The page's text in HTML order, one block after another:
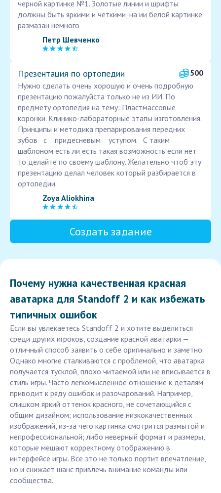
черной картинке №1. Золотые линии и шрифты
должны быть яркими и четкими, на ии белой картинке
размазан немного
Петр Шевченко
Презентация по ортопедии
500
Нужно сделать очень хорошую и очень подробную
презентацию пожалуйста только не из ИИ. По
предмету ортопедия на тему: Пластмассовые
коронки. Клинико-лабораторные этапы изготовления.
Принципы и методика препарирования передних
зубов с придесневым уступом. С таким
шаблоном есть ли есть такая возможность если нет
то делайте по своему шаблону. Желательно чтоб эту
презентацию делал человек который разбирается в
ортопедии
Zoya Aliokhina
Создать задание
Почему нужна качественная красная
аватарка для Standoff 2 и как избежать
типичных ошибок
Если вы увлекаетесь Standoff 2 и хотите выделиться
среди других игроков, создание красной аватарки —
отличный способ заявить о себе оригинально и заметно.
Однако многие сталкиваются с проблемой, что аватарка
получается тусклой, плохо читаемой или не вписывается в
стиль игры. Часто легкомысленное отношение к деталям
приводит к ряду ошибок и разочарований. Например,
слишком яркий оттенок красного, не сочетающийся с
общим дизайном; использование низкокачественных
изображений, из-за чего картинка смотрится размытой и
непрофессиональной; либо неверный формат и размеры,
которые мешают корректному отображению в
интерфейсе игры. Все это не только портит впечатление,
но и снижает шанс привлечь внимание команды или
сообщества.